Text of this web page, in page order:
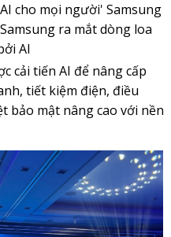
cho mọi người' Samsung
Samsung ra mắt dòng loa
AI
cải tiến AI để nâng cấp
tiết kiệm điện, điều
bảo mật nâng cao với nền